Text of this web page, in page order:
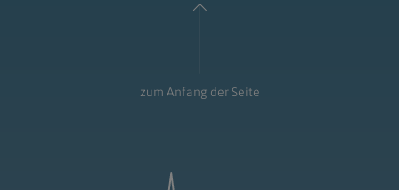
zum Anfang der Seite